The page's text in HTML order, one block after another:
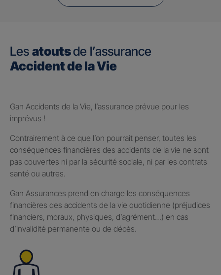
Les atoutsde l’assurance
Accident de la Vie
Gan Accidents de la Vie, l’assurance prévue pour les
imprévus !
Contrairement à ce que l’on pourrait penser, toutes les
conséquences financières des accidents de la vie ne sont
pas couvertes ni par la sécurité sociale, ni par les contrats
santé ou autres.
Gan Assurances prend en charge les conséquences
financières des accidents de la vie quotidienne (préjudices
financiers, moraux, physiques, d’agrément…) en cas
d’invalidité permanente ou de décès.